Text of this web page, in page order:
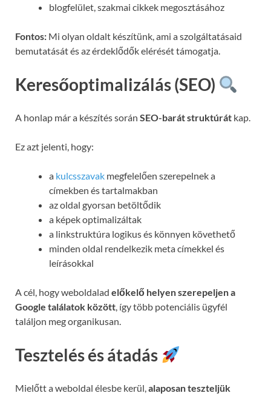
blogfelület, szakmai cikkek megosztásához
Fontos: Mi olyan oldalt készítünk, ami a szolgáltatásaid
bemutatását és az érdeklődők elérését támogatja.
Keresőoptimalizálás (SEO)
A honlap már a készítés során SEO-barát struktúrát kap.
Ez azt jelenti, hogy:
a kulcsszavak megfelelően szerepelnek a
címekben és tartalmakban
az oldal gyorsan betöltődik
a képek optimalizáltak
a linkstruktúra logikus és könnyen követhető
minden oldal rendelkezik meta címekkel és
leírásokkal
A cél, hogy weboldalad előkelő helyen szerepeljen a
Google találatok között, így több potenciális ügyfél
találjon meg organikusan.
Tesztelés és átadás
Mielőtt a weboldal élesbe kerül,alaposan teszteljük